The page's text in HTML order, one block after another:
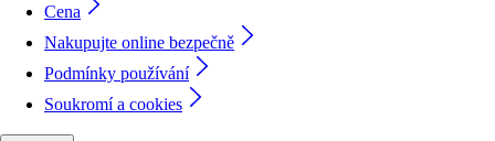
Cena
Nakupujte online bezpečně
Podmínky používání
Soukromí a cookies